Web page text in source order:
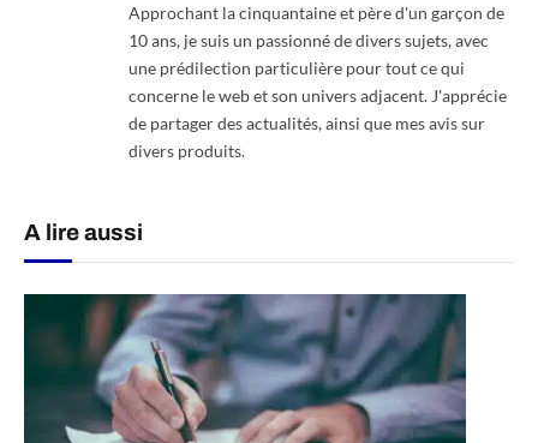
Approchant la cinquantaine et père d'un garçon de
10 ans, je suis un passionné de divers sujets, avec
une prédilection particulière pour tout ce qui
concerne le web et son univers adjacent. J'apprécie
de partager des actualités, ainsi que mes avis sur
divers produits.
A lire aussi